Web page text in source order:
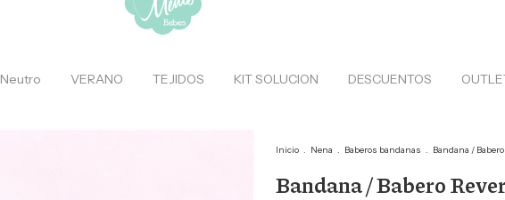
Neutro VERANO TEJIDOS KIT SOLUCION DESCUENTOS
Inicio . Nena . Baberos bandanas . Bandana /
Bandana / Babero